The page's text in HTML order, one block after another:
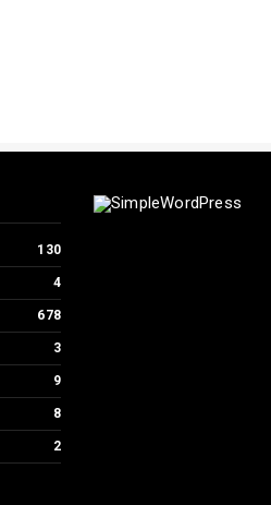
130
4
678
3
9
8
2